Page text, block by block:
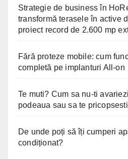
Strategie de business în
transformă terasele în active
proiect record de 2.600 mp
Fără proteze mobile: cum
completă pe implanturi All-on
Te muti? Cum sa nu-ti
podeaua sau sa te
De unde poți să îți cumperi
condiționat?